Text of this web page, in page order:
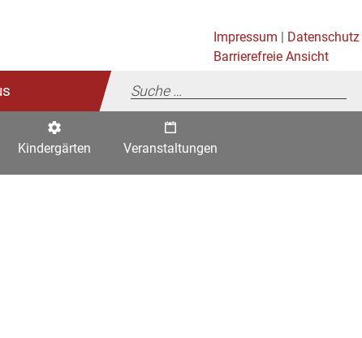
Impressum
Datenschutz
Barrierefreie Ansicht
Kindergärten Veranstaltungen